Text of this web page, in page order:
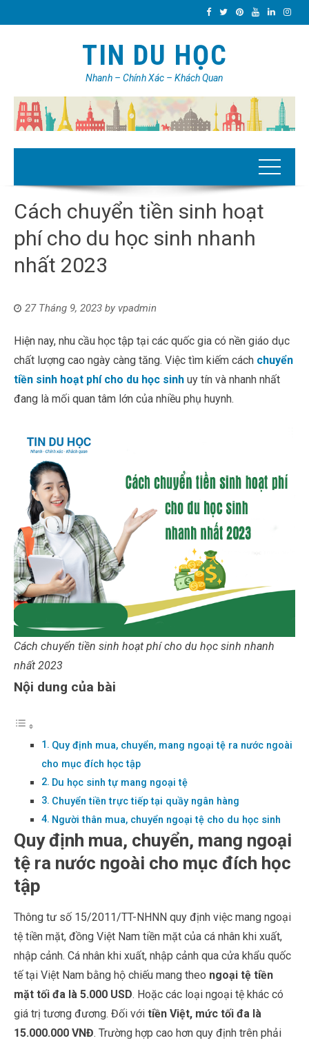
TIN DU HỌC
Nhanh – Chính Xác – Khách Quan
Cách chuyển tiền sinh hoạt
phí cho du học sinh nhanh
nhất 2023
27 Tháng 9, 2023 by vpadmin
Hiện nay, nhu cầu học tập tại các quốc gia có nền giáo dục
chất lượng cao ngày càng tăng. Việc tìm kiếm cách chuyển
tiền sinh hoạt phí cho du học sinh uy tín và nhanh nhất
đang là mối quan tâm lớn của nhiều phụ huynh.
Cách chuyển tiền sinh hoạt phí cho du học sinh nhanh
nhất 2023
Nội dung của bài
Quy định mua, chuyển, mang ngoại tệ ra nước ngoài
cho mục đích học tập
Du học sinh tự mang ngoại tệ
Chuyển tiền trực tiếp tại quầy ngân hàng
Người thân mua, chuyển ngoại tệ cho du học sinh
Quy định mua, chuyển, mang ngoại
tệ ra nước ngoài cho mục đích học
tập
Thông tư số 15/2011/TT-NHNN quy định việc mang ngoại
tệ tiền mặt, đồng Việt Nam tiền mặt của cá nhân khi xuất,
nhập cảnh. Cá nhân khi xuất, nhập cảnh qua cửa khẩu quốc
tế tại Việt Nam bằng hộ chiếu mang theo ngoại tệ tiền
mặt tối đa là 5.000 USD. Hoặc các loại ngoại tệ khác có
giá trị tương đương. Đối với tiền Việt, mức tối đa là
15.000.000 VNĐ. Trường hợp cao hơn quy định trên phải